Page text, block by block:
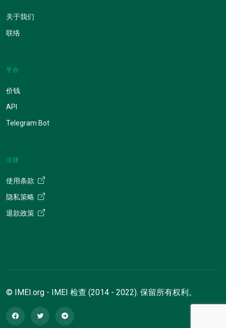
关于我们
联络
平台
价钱
API
Telegram Bot
法律
使用条款
隐私策略
退款政策
© IMEI.org - IMEI 检查 (2014 - 2022). 保留所有权利。